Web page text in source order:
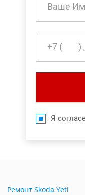
Я
Ремонт Skoda Yeti